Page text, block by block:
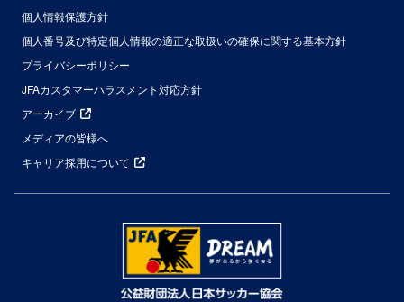
個人情報保護方針
個人番号及び特定個人情報の適正な取扱いの確保に関する基本方針
プライバシーポリシー
JFAカスタマーハラスメント対応方針
アーカイブ
メディアの皆様へ
キャリア採用について